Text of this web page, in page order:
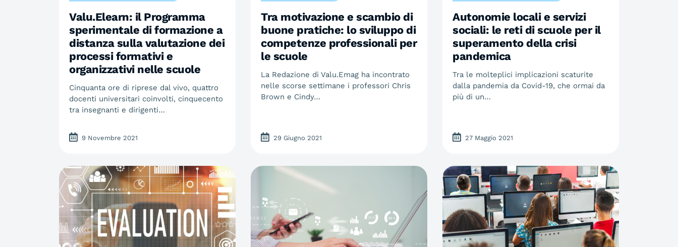
Valu.Elearn: il Programma
sperimentale di formazione a
distanza sulla valutazione dei
processi formativi e
organizzativi nelle scuole
Cinquanta ore di riprese dal vivo, quattro
docenti universitari coinvolti, cinquecento
tra insegnanti e dirigenti…
9 Novembre 2021
Tra motivazione e scambio di
buone pratiche: lo sviluppo di
competenze professionali per
le scuole
La Redazione di Valu.Emag ha incontrato
nelle scorse settimane i professori Chris
Brown e Cindy…
29 Giugno 2021
Autonomie locali e servizi
sociali: le reti di scuole per il
superamento della crisi
pandemica
Tra le molteplici implicazioni scaturite
dalla pandemia da Covid-19, che ormai da
più di un…
27 Maggio 2021